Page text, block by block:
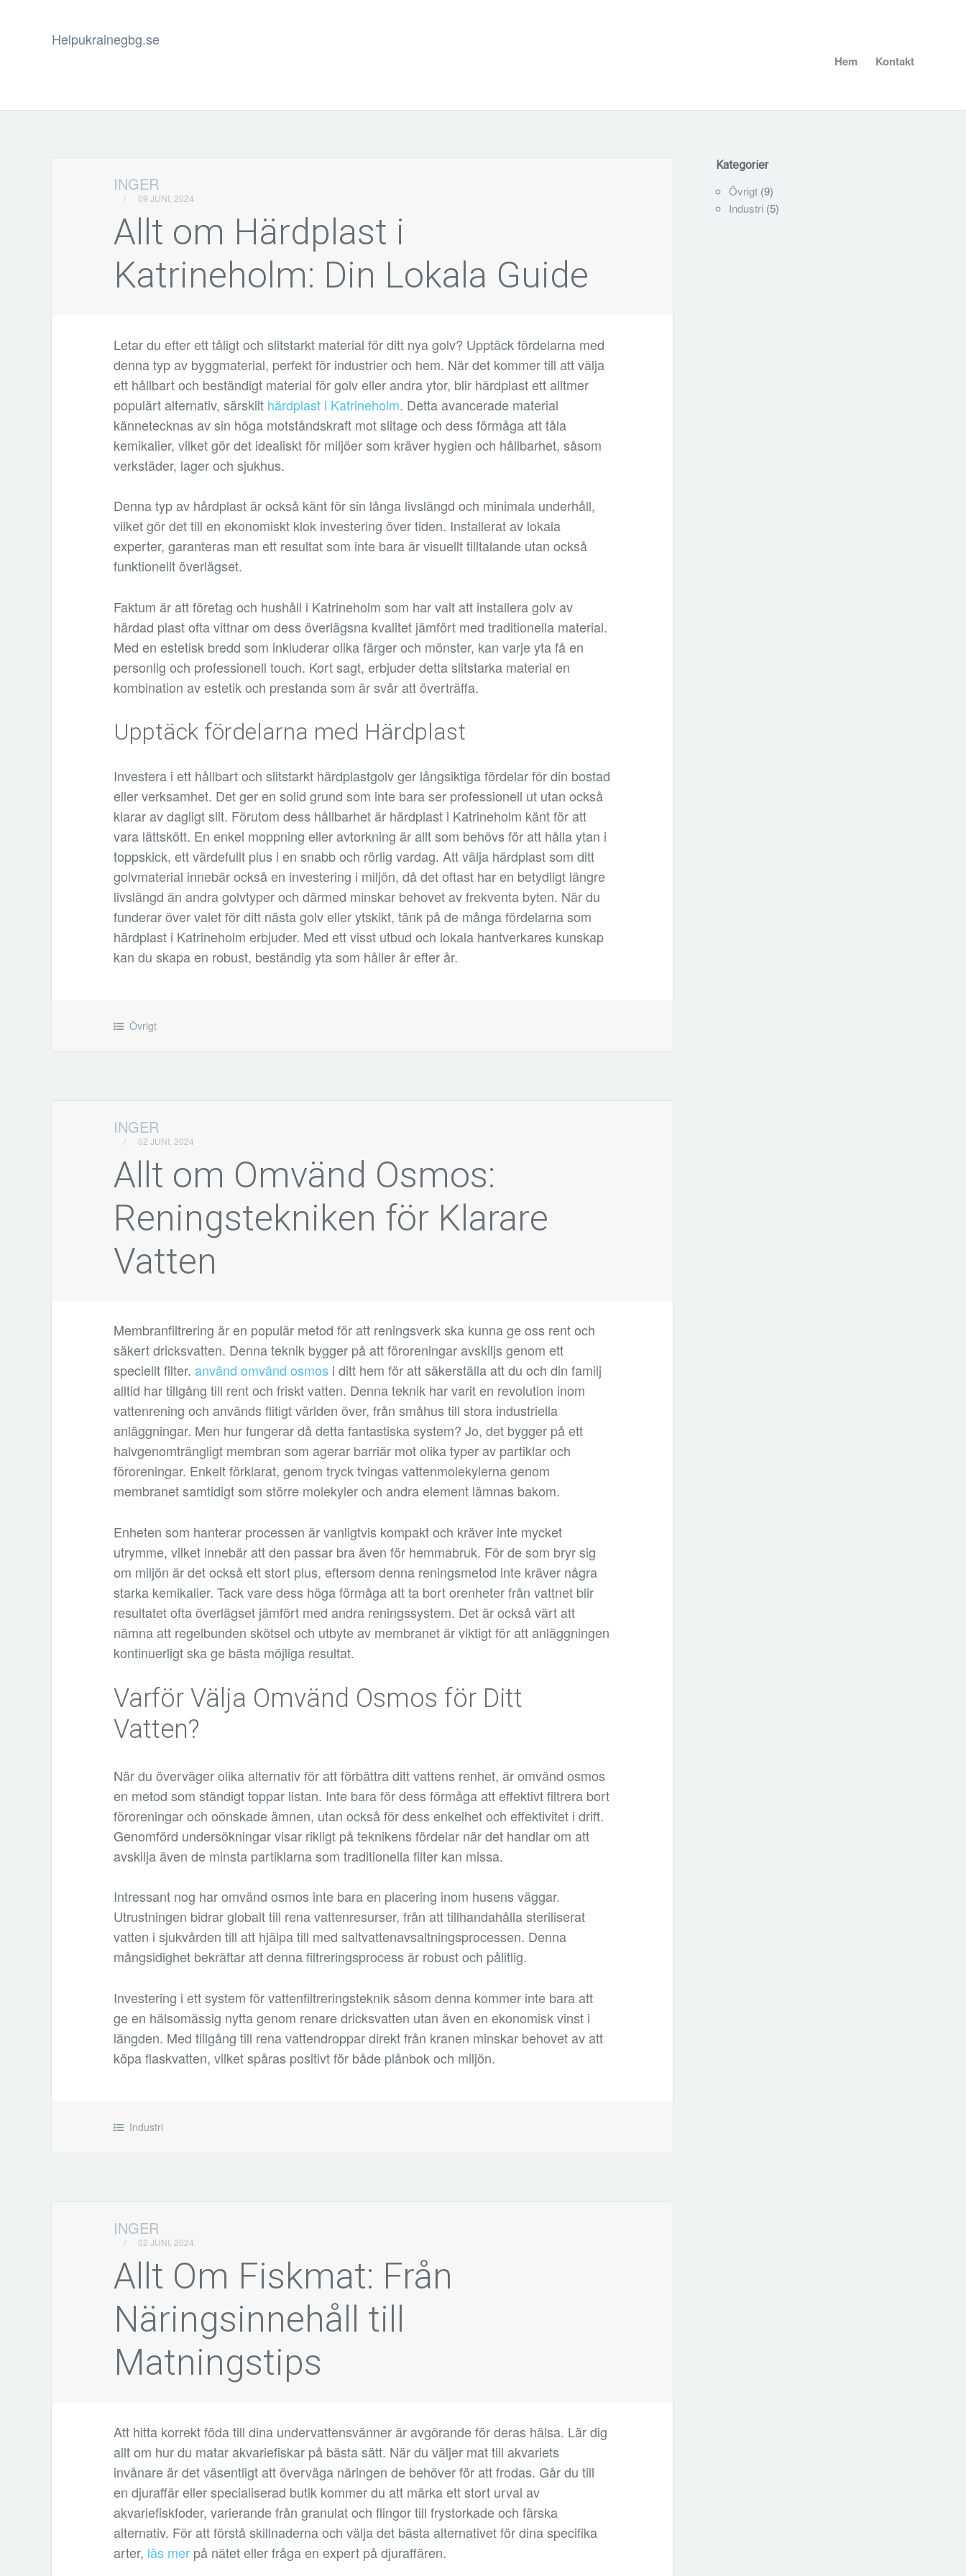
Helpukrainegbg.se
Hem Kontakt
INGER
/ 09 JUNI, 2024
Allt om Härdplast i
Katrineholm: Din Lokala Guide
Letar du efter ett tåligt och slitstarkt material för ditt nya golv? Upptäck fördelarna med
denna typ av byggmaterial, perfekt för industrier och hem. När det kommer till att välja
ett hållbart och beständigt material för golv eller andra ytor, blir härdplast ett alltmer
populärt alternativ, särskilt härdplast i Katrineholm. Detta avancerade material
kännetecknas av sin höga motståndskraft mot slitage och dess förmåga att tåla
kemikalier, vilket gör det idealiskt för miljöer som kräver hygien och hållbarhet, såsom
verkstäder, lager och sjukhus.
Denna typ av hårdplast är också känt för sin långa livslängd och minimala underhåll,
vilket gör det till en ekonomiskt klok investering över tiden. Installerat av lokala
experter, garanteras man ett resultat som inte bara är visuellt tilltalande utan också
funktionellt överlägset.
Faktum är att företag och hushåll i Katrineholm som har valt att installera golv av
härdad plast ofta vittnar om dess överlägsna kvalitet jämfört med traditionella material.
Med en estetisk bredd som inkluderar olika färger och mönster, kan varje yta få en
personlig och professionell touch. Kort sagt, erbjuder detta slitstarka material en
kombination av estetik och prestanda som är svår att överträffa.
Upptäck fördelarna med Härdplast
Investera i ett hållbart och slitstarkt härdplastgolv ger långsiktiga fördelar för din bostad
eller verksamhet. Det ger en solid grund som inte bara ser professionell ut utan också
klarar av dagligt slit. Förutom dess hållbarhet är härdplast i Katrineholm känt för att
vara lättskött. En enkel moppning eller avtorkning är allt som behövs för att hålla ytan i
toppskick, ett värdefullt plus i en snabb och rörlig vardag. Att välja härdplast som ditt
golvmaterial innebär också en investering i miljön, då det oftast har en betydligt längre
livslängd än andra golvtyper och därmed minskar behovet av frekventa byten. När du
funderar över valet för ditt nästa golv eller ytskikt, tänk på de många fördelarna som
härdplast i Katrineholm erbjuder. Med ett visst utbud och lokala hantverkares kunskap
kan du skapa en robust, beständig yta som håller år efter år.
Övrigt
INGER
/ 02 JUNI, 2024
Allt om Omvänd Osmos:
Reningstekniken för Klarare
Vatten
Membranfiltrering är en populär metod för att reningsverk ska kunna ge oss rent och
säkert dricksvatten. Denna teknik bygger på att föroreningar avskiljs genom ett
speciellt filter.använd omvänd osmos i ditt hem för att säkerställa att du och din familj
alltid har tillgång till rent och friskt vatten. Denna teknik har varit en revolution inom
vattenrening och används flitigt världen över, från småhus till stora industriella
anläggningar. Men hur fungerar då detta fantastiska system? Jo, det bygger på ett
halvgenomträngligt membran som agerar barriär mot olika typer av partiklar och
föroreningar. Enkelt förklarat, genom tryck tvingas vattenmolekylerna genom
membranet samtidigt som större molekyler och andra element lämnas bakom.
Enheten som hanterar processen är vanligtvis kompakt och kräver inte mycket
utrymme, vilket innebär att den passar bra även för hemmabruk. För de som bryr sig
om miljön är det också ett stort plus, eftersom denna reningsmetod inte kräver några
starka kemikalier. Tack vare dess höga förmåga att ta bort orenheter från vattnet blir
resultatet ofta överlägset jämfört med andra reningssystem. Det är också värt att
nämna att regelbunden skötsel och utbyte av membranet är viktigt för att anläggningen
kontinuerligt ska ge bästa möjliga resultat.
Varför Välja Omvänd Osmos för Ditt
Vatten?
När du överväger olika alternativ för att förbättra ditt vattens renhet, är omvänd osmos
en metod som ständigt toppar listan. Inte bara för dess förmåga att effektivt filtrera bort
föroreningar och oönskade ämnen, utan också för dess enkelhet och effektivitet i drift.
Genomförd undersökningar visar rikligt på teknikens fördelar när det handlar om att
avskilja även de minsta partiklarna som traditionella filter kan missa.
Intressant nog har omvänd osmos inte bara en placering inom husens väggar.
Utrustningen bidrar globalt till rena vattenresurser, från att tillhandahålla steriliserat
vatten i sjukvården till att hjälpa till med saltvattenavsaltningsprocessen. Denna
mångsidighet bekräftar att denna filtreringsprocess är robust och pålitlig.
Investering i ett system för vattenfiltreringsteknik såsom denna kommer inte bara att
ge en hälsomässig nytta genom renare dricksvatten utan även en ekonomisk vinst i
längden. Med tillgång till rena vattendroppar direkt från kranen minskar behovet av att
köpa flaskvatten, vilket spåras positivt för både plånbok och miljön.
Industri
INGER
/ 02 JUNI, 2024
Allt Om Fiskmat: Från
Näringsinnehåll till
Matningstips
Att hitta korrekt föda till dina undervattensvänner är avgörande för deras hälsa. Lär dig
allt om hur du matar akvariefiskar på bästa sätt. När du väljer mat till akvariets
invånare är det väsentligt att överväga näringen de behöver för att frodas. Går du till
en djuraffär eller specialiserad butik kommer du att märka ett stort urval av
akvariefiskfoder, varierande från granulat och flingor till frystorkade och färska
alternativ. För att förstå skillnaderna och välja det bästa alternativet för dina specifika
arter, läs mer på nätet eller fråga en expert på djuraffären.
Kategorier
Övrigt (9)
Industri (5)